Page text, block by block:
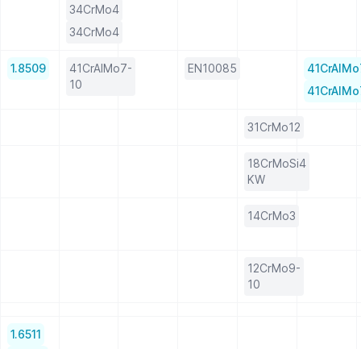
34CrMo4
34CrMo4
1.8509
41CrAlMo7-
10
EN10085
31CrMo12
18CrMoSi4
KW
14CrMo3
12CrMo9-
10
1.6511